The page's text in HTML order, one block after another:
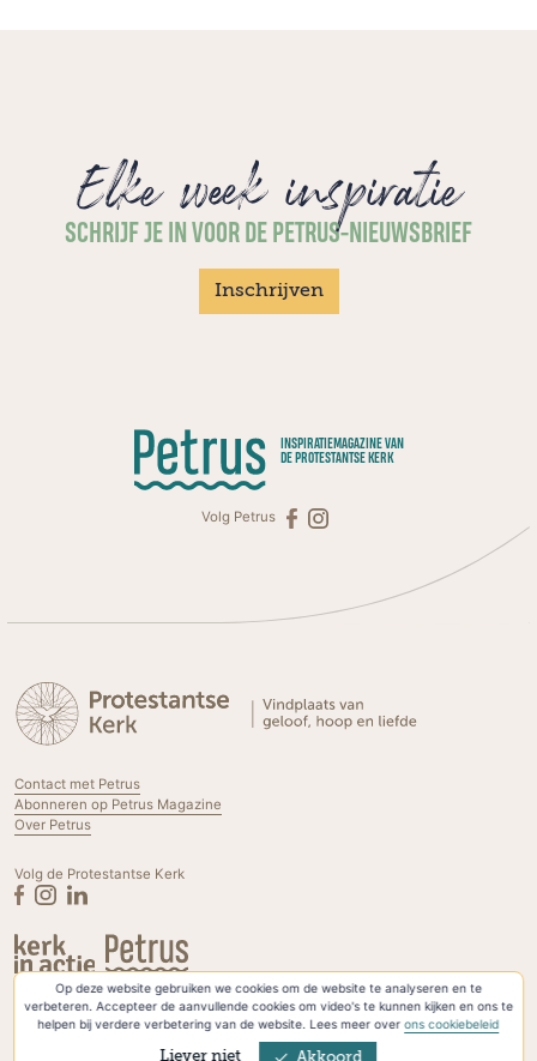
Op deze website gebruiken we cookies om de website te analyseren en te
verbeteren. Accepteer de aanvullende cookies om video's te kunnen kijken en ons te
helpen bij verdere verbetering van de website. Lees meer overons cookiebeleid
Liever niet
Elke week inspiratie
SCHRIJF JE IN VOOR DE PETRUS-NIEUWSBRIEF
Inschrijven
INSPIRATIEMAGAZINE VAN
DE PROTESTANTSE KERK
Volg Petrus
Contact met Petrus
Abonneren op Petrus Magazine
Over Petrus
Volg de Protestantse Kerk
Privacyverklaring & Cookies